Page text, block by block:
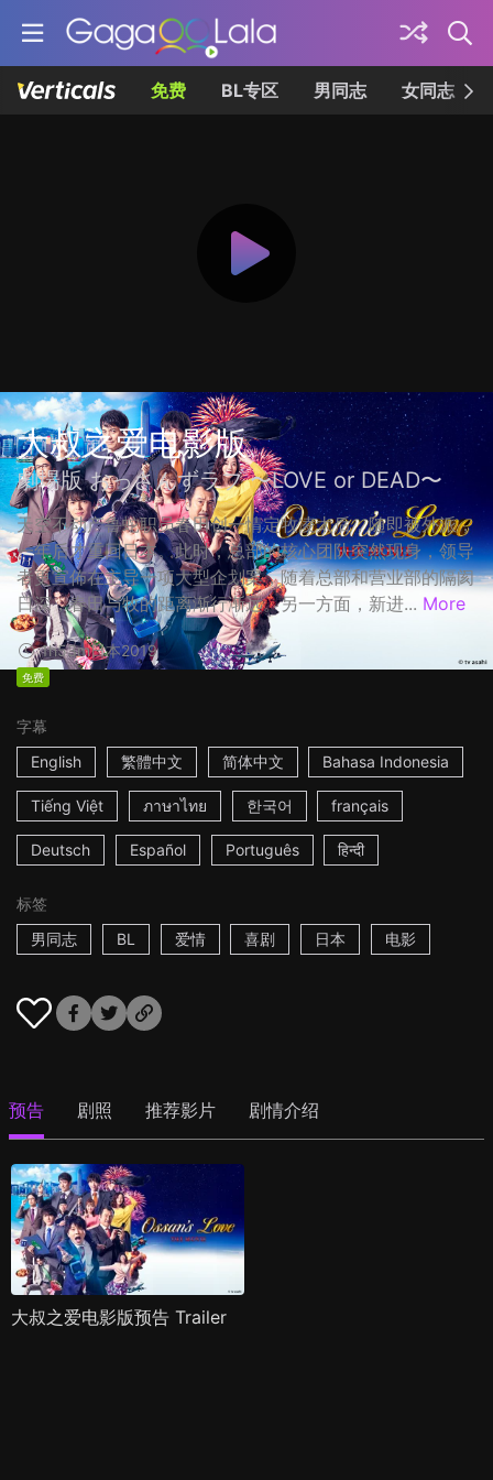
免费 BL专区 男同志 女同志
大叔之爱电影版
劇場版 おっさんずラブ 〜LOVE or DEAD〜
天空不动产鲁蛇职员春田创一情定牧凌太后，随即被外派，
一年后才重回日本。此时，总部的核心团队突然现身，领导
者更宣佈在主导一项大型企划案，随着总部和营业部的隔阂
日深，春田与牧的距离渐行渐远。另一方面，新进... More
1h53m日本2019
免费
字幕
English
繁體中文 简体中文 Bahasa Indonesia
Tiếng Việt ภาษาไทย 한국어 français
Deutsch Español Português हिन्दी
标签
男同志
BL 爱情 喜剧 日本 电影
预告 剧照 推荐影片 剧情介绍
大叔之爱电影版预告 Trailer